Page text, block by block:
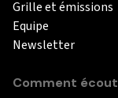
Grille et émissions
Equipe
Newsletter
Comment